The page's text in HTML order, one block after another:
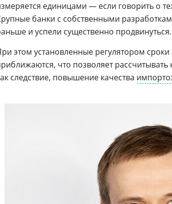
единицами — если говорить о
банки с собственными
и успели существенно продвинуться.
этом установленные регулятором
что позволяет
следствие, повышение качества